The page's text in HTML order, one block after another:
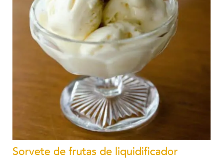
Sorvete de frutas de liquidificador